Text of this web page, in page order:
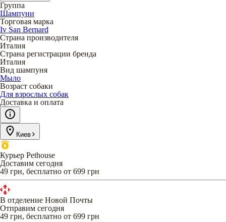
Группа
Шампуни
Торговая марка
Iv San Bernard
Страна производителя
Италия
Страна регистрации бренда
Италия
Вид шампуня
Мыло
Возраст собаки
Для взрослых собак
Доставка и оплата
Киев
Курьер Pethouse
Доставим сегодня
49 грн, бесплатно от 699 грн
В отделение Новой Почты
Отправим сегодня
49 грн, бесплатно от 699 грн